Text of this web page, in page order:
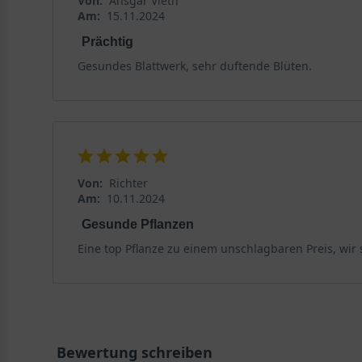
gelten als essbar und verwöhnen mit einem
Ein flaches Wurzelwerk versorgt die Selektion ‘Gilt
Die Wurzeln der Immergrüne Ölweide ‘Gilt Edge’
Wurzelwerk reagiert lediglich auf anhaltende
Die Selektion Elaeagnus ebbingei ‘Gilt Edge’ ist
Am: 15.11.2024
Prächtig
Gesundes Blattwerk, sehr duftende Blüten.
Von: Richter
Am: 10.11.2024
Gesunde Pflanzen
Eine top Pflanze zu einem unschlagbaren Preis,
Bewertung schreiben